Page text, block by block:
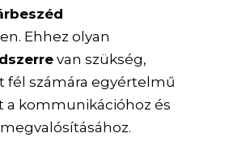
Ehhez olyan
van szükség,
fél számára egyértelmű
a kommunikációhoz és